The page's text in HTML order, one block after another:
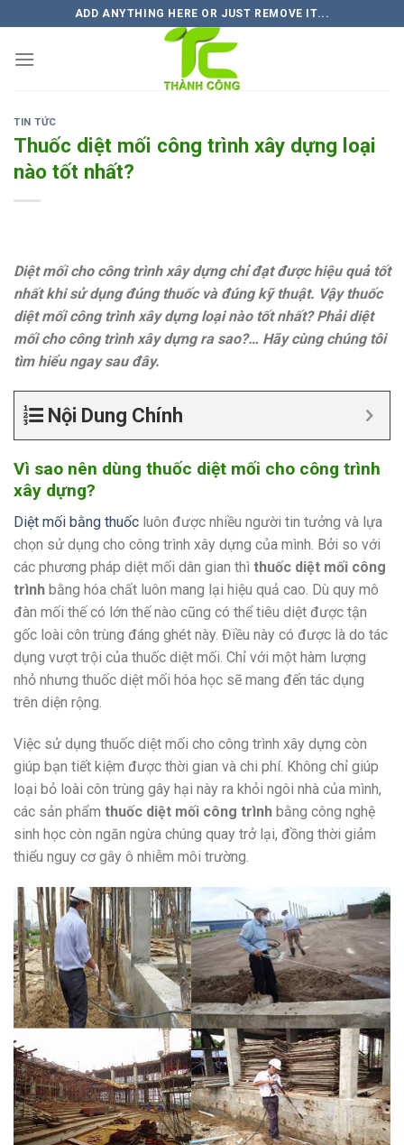
to
content
ADD ANYTHING HERE OR JUST REMOVE IT...
TIN TỨC
Thuốc diệt mối công trình xây dựng loại
nào tốt nhất?
Diệt mối cho công trình xây dựng chỉ đạt được hiệu quả tốt
nhất khi sử dụng đúng thuốc và đúng kỹ thuật. Vậy thuốc
diệt mối công trình xây dựng loại nào tốt nhất? Phải diệt
mối cho công trình xây dựng ra sao?… Hãy cùng chúng tôi
tìm hiểu ngay sau đây.
Nội Dung Chính
Vì sao nên dùng thuốc diệt mối cho công trình
xây dựng?
Diệt mối bằng thuốc luôn được nhiều người tin tưởng và lựa
chọn sử dụng cho công trình xây dựng của mình. Bởi so với
các phương pháp diệt mối dân gian thì thuốc diệt mối công
trình bằng hóa chất luôn mang lại hiệu quả cao. Dù quy mô
đàn mối thế có lớn thế nào cũng có thể tiêu diệt được tận
gốc loài côn trùng đáng ghét này. Điều này có được là do tác
dụng vượt trội của thuốc diệt mối. Chỉ với một hàm lượng
nhỏ nhưng thuốc diệt mối hóa học sẽ mang đến tác dụng
trên diện rộng.
Việc sử dụng thuốc diệt mối cho công trình xây dựng còn
giúp bạn tiết kiệm được thời gian và chi phí. Không chỉ giúp
loại bỏ loài côn trùng gây hại này ra khỏi ngôi nhà của mình,
các sản phẩm thuốc diệt mối công trình bằng công nghệ
sinh học còn ngăn ngừa chúng quay trở lại, đồng thời giảm
thiểu nguy cơ gây ô nhiễm môi trường.